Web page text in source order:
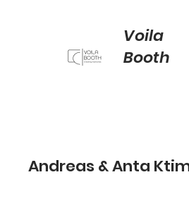
Voila
Booth
Andreas & Anta